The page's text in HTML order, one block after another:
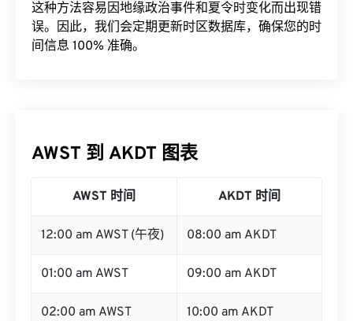
这种方法容易因地缘政治事件和夏令时变化而出现错
误。因此，我们会定期更新时区数据库，确保您的时
间信息 100% 准确。
AWST 到 AKDT 图表
AWST 时间 AKDT 时间
12:00 am AWST (午夜) 08:00 am AKDT
01:00 am AWST 09:00 am AKDT
02:00 am AWST 10:00 am AKDT